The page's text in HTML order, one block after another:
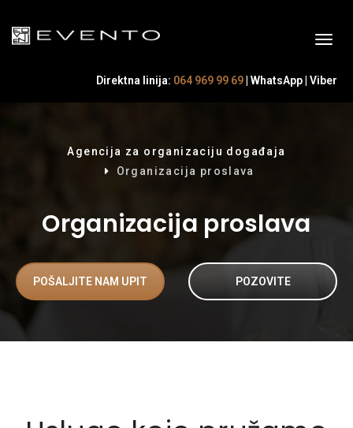
Direktna linija: 064 969 99 69 WhatsApp Viber
Organizacija proslava
Agencija za organizaciju događaja
Organizacija proslava
POŠALJITE NAM UPIT POZOVITE